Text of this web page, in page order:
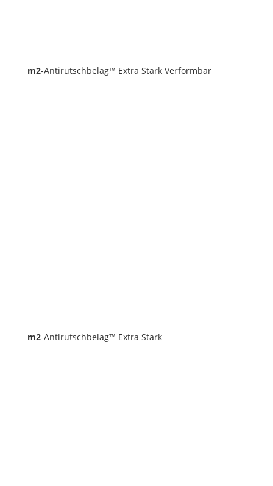
m2-Antirutschbelag™ Extra Stark Verformbar
m2-Antirutschbelag™ Extra Stark